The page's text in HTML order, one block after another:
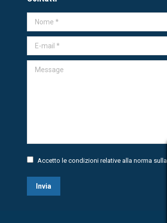
Nome *
E-mail *
Message
Accetto le condizioni relative alla norma sulla
Invia